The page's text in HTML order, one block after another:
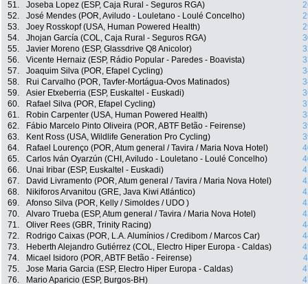
51.
Joseba Lopez (ESP, Caja Rural - Seguros RGA)
52.
José Mendes (POR, Aviludo - Louletano - Loulé Concelho)
53.
Joey Rosskopf (USA, Human Powered Health)
54.
Jhojan García (COL, Caja Rural - Seguros RGA)
55.
Javier Moreno (ESP, Glassdrive Q8 Anicolor)
56.
Vicente Hernaiz (ESP, Rádio Popular - Paredes - Boavista)
57.
Joaquim Silva (POR, Efapel Cycling)
58.
Rui Carvalho (POR, Tavfer-Mortágua-Ovos Matinados)
59.
Asier Etxeberria (ESP, Euskaltel - Euskadi)
60.
Rafael Silva (POR, Efapel Cycling)
61.
Robin Carpenter (USA, Human Powered Health)
62.
Fábio Marcelo Pinto Oliveira (POR, ABTF Betão - Feirense)
63.
Kent Ross (USA, Wildlife Generation Pro Cycling)
64.
Rafael Lourenço (POR, Atum general / Tavira / Maria Nova Hotel)
65.
Carlos Iván Oyarzún (CHI, Aviludo - Louletano - Loulé Concelho)
66.
Unai Iribar (ESP, Euskaltel - Euskadi)
67.
David Livramento (POR, Atum general / Tavira / Maria Nova Hotel)
68.
Nikiforos Arvanitou (GRE, Java Kiwi Atlántico)
69.
Afonso Silva (POR, Kelly / Simoldes / UDO )
70.
Alvaro Trueba (ESP, Atum general / Tavira / Maria Nova Hotel)
71.
Oliver Rees (GBR, Trinity Racing)
72.
Rodrigo Caixas (POR, L.A. Alumínios / Credibom / Marcos Car)
73.
Heberth Alejandro Gutiérrez (COL, Electro Hiper Europa - Caldas)
74.
Micael Isidoro (POR, ABTF Betão - Feirense)
75.
Jose Maria Garcia (ESP, Electro Hiper Europa - Caldas)
76.
Mario Aparicio (ESP, Burgos-BH)